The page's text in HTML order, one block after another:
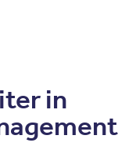
verstecken
in